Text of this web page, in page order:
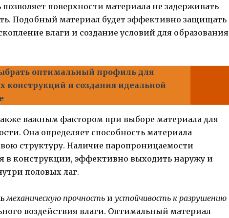
поверхности материала не задерживать
Подобный материал будет эффективно защищать
влаги и создание условий для образования
оптимальный профиль для
конструкций и создания идеальной
важным фактором при выборе материала для
Она определяет способность материала
структуру. Наличие паропроницаемости
в конструкции, эффективно выходить наружу и
половых лаг.
механическую прочность и устойчивость к разрушению
воздействия влаги. Оптимальный материал